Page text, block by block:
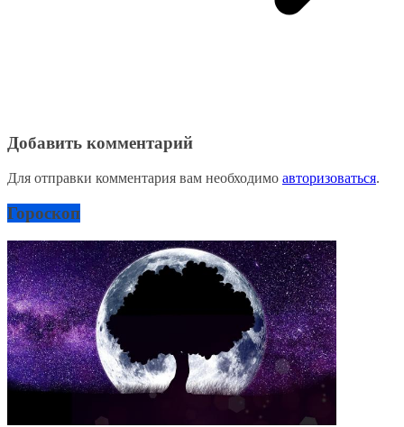
Добавить комментарий
Для отправки комментария вам необходимо авторизоваться.
Гороскоп